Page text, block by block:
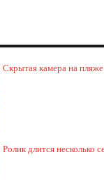
Скрытая камера на
Ролик длится несколько